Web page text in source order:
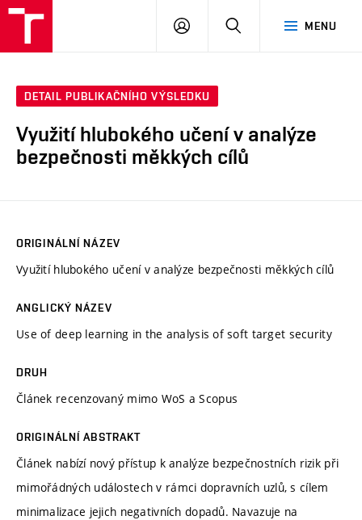
MENU
PŘIHLÁSIT
DETAIL PUBLIKAČNÍHO VÝSLEDKU
Využití hlubokého učení v analýze
bezpečnosti měkkých cílů
ORIGINÁLNÍ NÁZEV
Využití hlubokého učení v analýze bezpečnosti měkkých cílů
ANGLICKÝ NÁZEV
Use of deep learning in the analysis of soft target security
DRUH
Článek recenzovaný mimo WoS a Scopus
ORIGINÁLNÍ ABSTRAKT
Článek nabízí nový přístup k analýze bezpečnostních rizik při
mimořádných událostech v rámci dopravních uzlů, s cílem
minimalizace jejich negativních dopadů. Navazuje na